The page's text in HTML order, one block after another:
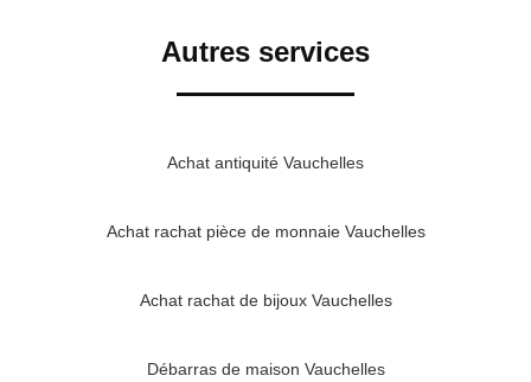
Autres services
Achat antiquité Vauchelles
Achat rachat pièce de monnaie Vauchelles
Achat rachat de bijoux Vauchelles
Débarras de maison Vauchelles